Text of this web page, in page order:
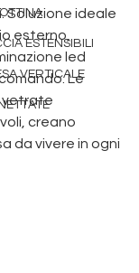
ESTENSIBILI
VERTICALE
Soluzione ideale
esterno,
led
Le
vetrate
creano
da vivere in ogni